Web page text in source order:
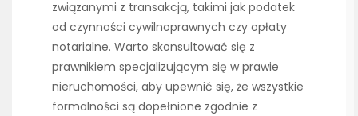
związanymi z transakcją, takimi jak podatek
od czynności cywilnoprawnych czy opłaty
notarialne. Warto skonsultować się z
prawnikiem specjalizującym się w prawie
nieruchomości, aby upewnić się, że wszystkie
formalności są dopełnione zgodnie z